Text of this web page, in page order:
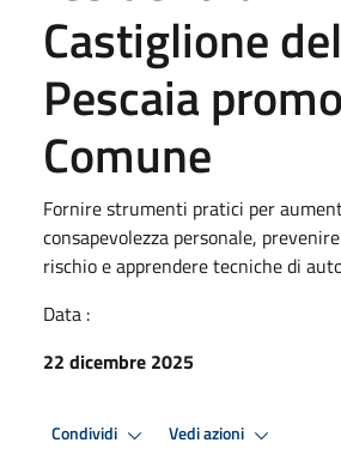
Castiglione
Pescaia
Comune
Fornire strumenti pratici per
consapevolezza personale,
rischio e apprendere tecniche di
Data :
22 dicembre 2025
Condividi Vedi azioni